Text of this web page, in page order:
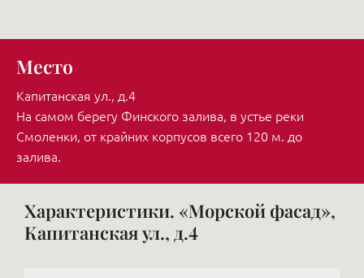
Место
Капитанская ул., д.4
На самом берегу Финского залива, в устье реки
Смоленки, от крайних корпусов всего 120 м. до
залива.
Характеристики. «Морской фасад»,
Капитанская ул., д.4